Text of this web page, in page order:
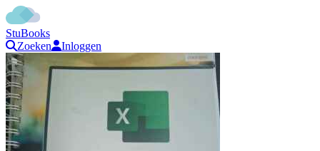
StuBooks
Zoeken
Inloggen